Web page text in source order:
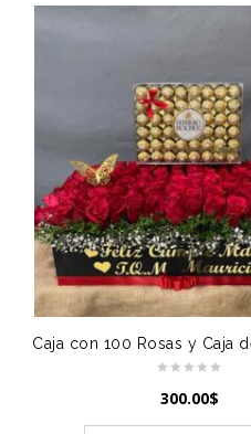
Caja con 100 Rosas y Caja
300.00$